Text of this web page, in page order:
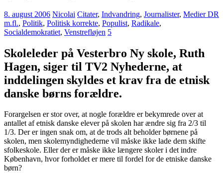
8. august 2006 Nicolai Citater, Indvandring, Journalister, Medier DR
m.fl., Politik, Politisk korrekte, Populist, Radikale,
Socialdemokratiet, Venstrefløjen 5
Skoleleder på Vesterbro Ny skole, Ruth
Hagen, siger til TV2 Nyhederne, at
inddelingen skyldes et krav fra de etnisk
danske børns forældre.
Forargelsen er stor over, at nogle forældre er bekymrede over at
antallet af etnisk danske elever på skolen har ændre sig fra 2/3 til
1/3. Der er ingen snak om, at de trods alt beholder børnene på
skolen, men skolemyndighederne vil måske ikke lade dem skifte
sfolkeskole. Eller der er måske ikke længere skoler i det indre
København, hvor forholdet er mere til fordel for de etniske danske
børn?